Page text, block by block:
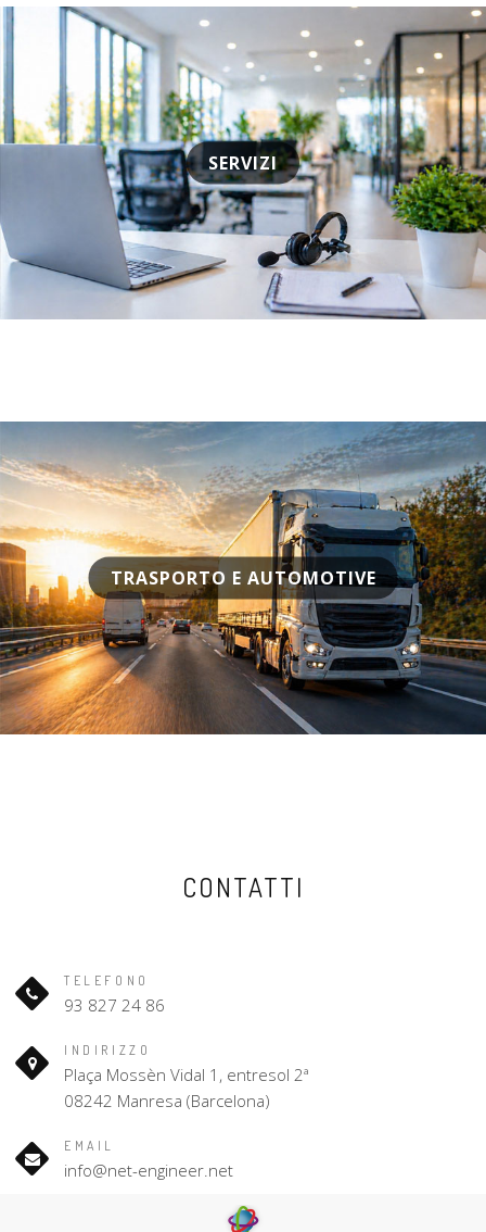
SERVIZI
TRASPORTO E AUTOMOTIVE
CONTATTI
TELEFONO
93 827 24 86
INDIRIZZO
Plaça Mossèn Vidal 1, entresol 2ª
08242 Manresa (Barcelona)
EMAIL
info@net-engineer.net